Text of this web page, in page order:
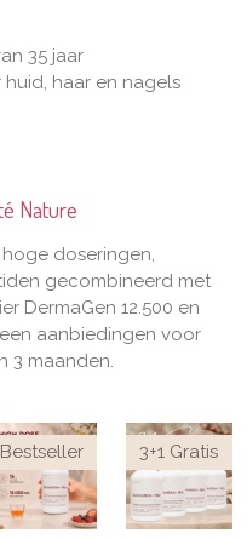
35 jaar
haar en nagels
Nature
doseringen,
gecombineerd met
DermaGen 12.500 en
aanbiedingen voor
3 maanden.
Bestseller 3+1 Gratis